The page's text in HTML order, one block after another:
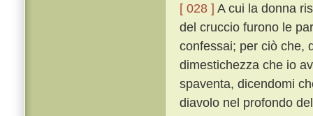
[ 028 ] A cui la donna
del cruccio furono le
confessai; per ciò che,
dimestichezza che io
spaventa, dicendomi
diavolo nel profondo